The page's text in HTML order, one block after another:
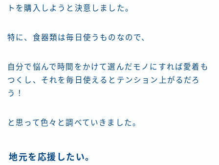
トを購入しようと決意しました。
特に、食器類は毎日使うものなので、
自分で悩んで時間をかけて選んだモノにすれば愛着も
つくし、それを毎日使えるとテンション上がるだろ
う！
と思って色々と調べていきました。
地元を応援したい。